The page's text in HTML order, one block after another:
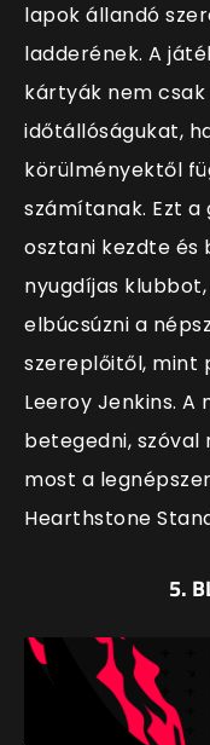
lapok állandó
ladderének. A
kártyák nem
időtállóságukat,
körülményektől
számítanak. Ezt a
osztani kezdte és
nyugdíjas
elbúcsúzni a
szereplőitől, mint
Leeroy Jenkins.
betegedni, szóval
most a
Hearthstone
5.